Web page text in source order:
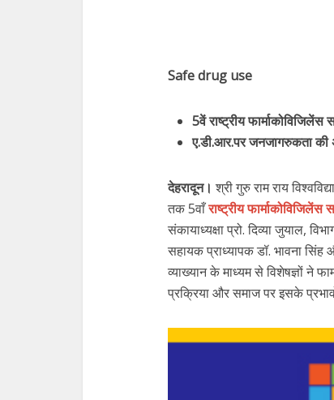
Safe drug use
5वें राष्ट्रीय
ए.डी.आर.पर जनजागरुकता
देहरादून। श्री गुरु राम राय
तक 5वाँराष्ट्रीय फार्माकोविजिलेंस
संकायाध्यक्षा प्रो. दिव्या जुयाल,
सहायक प्राध्यापक डॉ. भावना सिंह
व्याख्यान के माध्यम से विशेषज्ञों ने
प्रक्रिया और समाज पर इसके